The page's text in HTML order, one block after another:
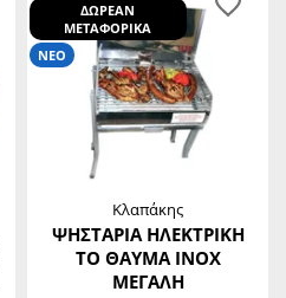
ΔΩΡΕΑΝ
ΜΕΤΑΦΟΡΙΚΑ
ΝΕΟ
Κλαπάκης
ΨΗΣΤΑΡΙΑ ΗΛΕΚΤΡΙΚΗ
ΤΟ ΘΑΥΜΑ ΙΝΟΧ
ΜΕΓΑΛΗ